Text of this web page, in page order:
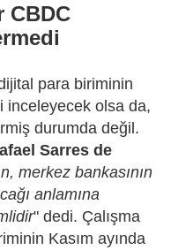
CBDC
para biriminin
inceleyecek olsa da,
durumda değil.
Sarres de
merkez bankasının
anlamına
" dedi. Çalışma
Kasım ayında